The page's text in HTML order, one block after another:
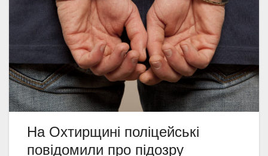
На Охтирщині поліцейські
повідомили про підозру